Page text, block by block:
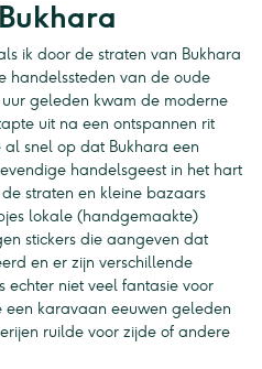
ik door de straten van Bukhara
handelssteden van de oude
geleden kwam de moderne
uit na een ontspannen rit
snel op dat Bukhara een
handelsgeest in het hart
straten en kleine bazaars
lokale (handgemaakte)
stickers die aangeven dat
en er zijn verschillende
echter niet veel fantasie voor
een karavaan eeuwen geleden
ruilde voor zijde of andere